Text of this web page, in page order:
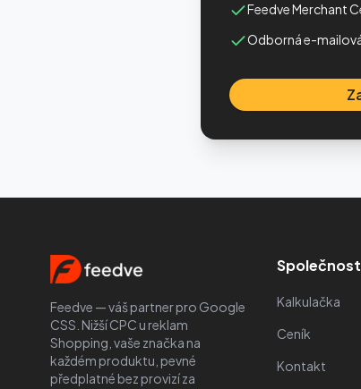
Feedve Merchant
Odborná e-
Feedve — váš partner pro Google
CSS. Nižší CPC u reklam
Shopping, vaše značka na
každém produktu, pevné
předplatné bez provizí za
Společnost
Kalkulačka
Ceník
Kontakt